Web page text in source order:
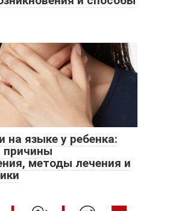
языке у ребенка:
методы лечения и